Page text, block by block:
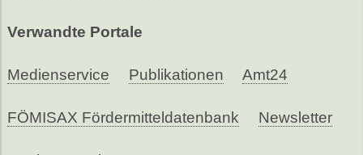
Verwandte Portale
Medienservice Publikationen Amt24
FÖMISAX Fördermitteldatenbank Newsletter